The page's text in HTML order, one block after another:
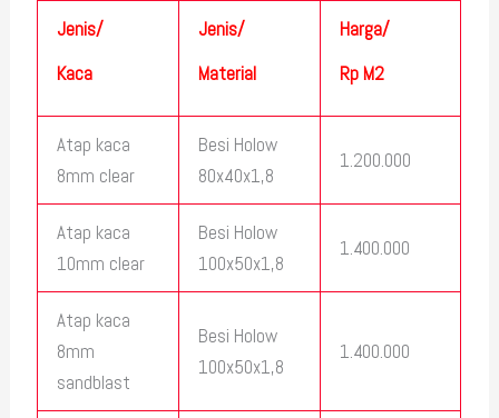
Jenis/
Kaca
Jenis/
Material
Harga/
Rp M2
Atap kaca
8mm clear
Besi Holow
80x40x1,8
1.200.000
Atap kaca
10mm clear
Besi Holow
100x50x1,8
1.400.000
Atap kaca
8mm
sandblast
Besi Holow
100x50x1,8
1.400.000